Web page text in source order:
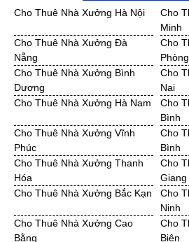
Bán Đất KCN Quảng Bình
Bán
Bán Đất KCN Quảng Ngãi
Bán
Bán Đất KCN Cần Thơ
Bán
Bán Đất KCN Bạc Liêu
Bán
Bán Đất KCN Bình Phước
Bán
Bán Đất KCN Đồng Tháp
Bán
Bán Đất KCN Kiên Giang
Bán
Bán Đất KCN Sóc Trăng
Bán
Bán Đất KCN Tiền Giang
Bán
Bán Đất KCN Vĩnh Long
Bán
Bán Đất KCN Hưng Yên
Bán
Cho Thuê Nhà Xưởng Hà Nội
Cho
Minh
Cho Thuê Nhà Xưởng Đà
Nẵng
Cho
Phòng
Cho Thuê Nhà Xưởng Bình
Dương
Cho
Nai
Cho Thuê Nhà Xưởng Hà Nam
Cho
Bình
Cho Thuê Nhà Xưởng Vĩnh
Phúc
Cho
Bình
Cho Thuê Nhà Xưởng Thanh
Hóa
Cho
Giang
Cho Thuê Nhà Xưởng Bắc Kạn
Cho
Ninh
Cho Thuê Nhà Xưởng Cao
Bằng
Cho
Biên